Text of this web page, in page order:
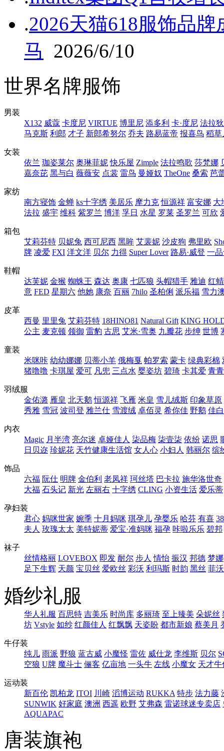
.2026天猫618服饰品
马
2026/6/10
世界名牌服饰
男装
X132 威蔻 卡度尼 VIRTUE 博里尼 添多利 卡·度尼 法拉
马克斯 利郎 才子 新郎希努尔 乔夫 路易蓝帝 报喜鸟 稻草
女装
依兰 珈姿莱尔 奥琳菲妮 快乐屋 Zimple 法拉鸣歌 莎梵娜
嘉奈芘 黑与白 薇薇安 点裳 雷鸟 曼娅奴 TheOne 桑索 芭
家纺
南方寝饰 金蝉 ks十字绣 美居乐 摩力克 恒源祥 富安娜 大
法拉 盛宇 维科 紫罗兰 博洋 孚日 水星 罗莱 圣罗兰 可欣
箱包
艾莉芬特 贝妮兔 西可尼西 黑眸 艾裴妮 沙皮狗 弗里欧
牌 凌爱 FXI 洋文洋 贝尔 力得 Super Lover 路易·威登 一
鞋帽
达芙妮 金猴 蜘蛛王 森达 奥康 七匹狼 头帽猎手 雅迪 红
意 FED 星期六 他她 康奈 百丽 7hilo 圣柏俐 派乐福 雪力
皮革
西曼 里里兔 艾莉芬特 18HINO81 Natural Gift KING
公主 麦克顿 领御 雷豹 古思 艾米·雪奥 九瓣花 步绅 世博
童装
米咪咔 幼幼娜娜 贝蒂小羊 俄梅戛 帕罗索 蒙卡 绿典彩棉
猪噜噜 卡琪屋 爱可 凡兜 三点水 婴姿坊 碧琦 卡其爱 青
羽绒服
金佑潞 雁皇 北天鹅 恒源祥 飞雁 米皇 雪儿绒斯 印象草原
秀雅 雪冠 波司登 雅兰仕 雪渡绒 卓佰灵 希你佳 野鹅 佳
内衣
Magic 月半湾 亮尔迷 卓娅佳人 柒品梅 柒壹柒 依纷 诺思
日贝迩 珍妮花 天竹健康生活馆 女人心 小妇人 韩丽尔 缤
饰品
六福 阮仕 明牌 金伯利 老凤祥 珂丝塔 巴卡拉 施华洛世奇
大福 石头记 新光 左丽右 十字绣 CLING 小资生活 爱乐蒂
孕妇装
君心 妈咪世家 婉季 十月妈咪 琪孕儿 孕婴乐 哈芬 有喜
夫人 玫瑰太太 美特妮蒂 爱宝·准妈咪 福孕 咔啦乐乐 碧邦
袜子
丝情格丽 LOVEBOX 即发 耐尔 步人 情怡 振汉 邦德 梦娜
足下生辉 天颜 宝贝丝 爱欧丝 彩沃 利玛斯 时韵 黑丝 菲
婚纱礼服
华人礼服 百思特 吉美乐 时尚库 多丽琦 至上臻美 朵妮丝
坊 Vstyle 如纱 红颜佳人 红飘飘 天姿盼 都市新娘 蔡美月
牛仔装
纯儿 雨派 野狼 蓝古威 小魔怪 雷佐 威仕龙 李维斯 贝尔
空狼 U牌 魔斗士 俪客 亿亩地 一头牛 左线 小魔女 天才牛
运动装
新百伦 凯柏龙 ITOI 川崎 滔博运动 RUKKA 特步 法力藤
SUNWIK 好家庭 澳洲 西遥 欧野 艾弗森 雷诺球迷专卖店
AQUAPAC
唐装旗袍